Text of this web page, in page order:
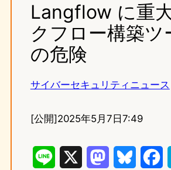
Langflow に重
クフロー構築
の危険
サイバーセキュリティニュース
[公開]2025年5月7日7:49